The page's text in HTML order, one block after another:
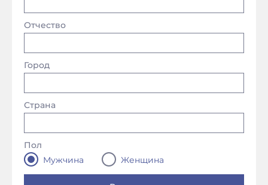
Отчество
Страна
Город
Пол
Мужчина
Женщина